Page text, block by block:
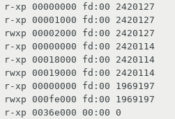
r-xp 00000000 fd:00
r-xp 00001000 fd:00
rwxp 00002000 fd:00
r-xp 00000000 fd:00
r-xp 00018000 fd:00
rwxp 00019000 fd:00
r-xp 00000000 fd:00
rwxp 000fe000 fd:00
r-xp 0036e000 00:00 0